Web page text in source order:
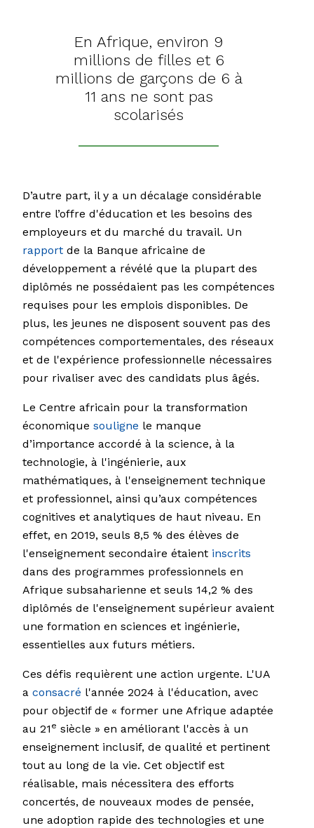
En Afrique, environ 9
millions de filles et 6
millions de garçons de 6 à
11 ans ne sont pas
scolarisés
D’autre part, il y a un décalage considérable
entre l’offre d'éducation et les besoins des
employeurs et du marché du travail. Un
rapport de la Banque africaine de
développement a révélé que la plupart des
diplômés ne possédaient pas les compétences
requises pour les emplois disponibles. De
plus, les jeunes ne disposent souvent pas des
compétences comportementales, des réseaux
et de l'expérience professionnelle nécessaires
pour rivaliser avec des candidats plus âgés.
Le Centre africain pour la transformation
économique souligne le manque
d’importance accordé à la science, à la
technologie, à l'ingénierie, aux
mathématiques, à l'enseignement technique
et professionnel, ainsi qu’aux compétences
cognitives et analytiques de haut niveau. En
effet, en 2019, seuls 8,5 % des élèves de
l'enseignement secondaire étaient inscrits
dans des programmes professionnels en
Afrique subsaharienne et seuls 14,2 % des
diplômés de l'enseignement supérieur avaient
une formation en sciences et ingénierie,
essentielles aux futurs métiers.
Ces défis requièrent une action urgente. L'UA
a consacré l'année 2024 à l'éducation, avec
pour objectif de « former une Afrique adaptée
au 21 e siècle » en améliorant l'accès à un
enseignement inclusif, de qualité et pertinent
tout au long de la vie. Cet objectif est
réalisable, mais nécessitera des efforts
concertés, de nouveaux modes de pensée,
une adoption rapide des technologies et une